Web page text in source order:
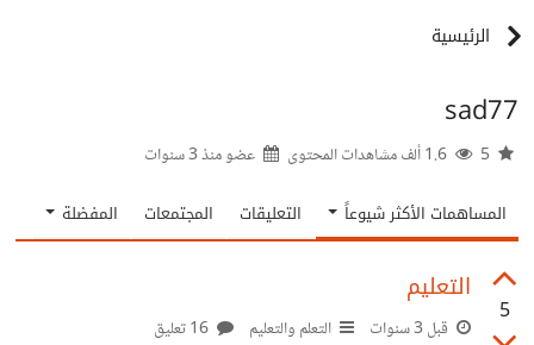
الرئيسية
sad77
عضو منذ3 سنوات
المساهمات الأكثر شيوعاً التعليقات المجتمعات المفضلة
5
التعليم
قبل 3 سنوات التعلم والتعليم